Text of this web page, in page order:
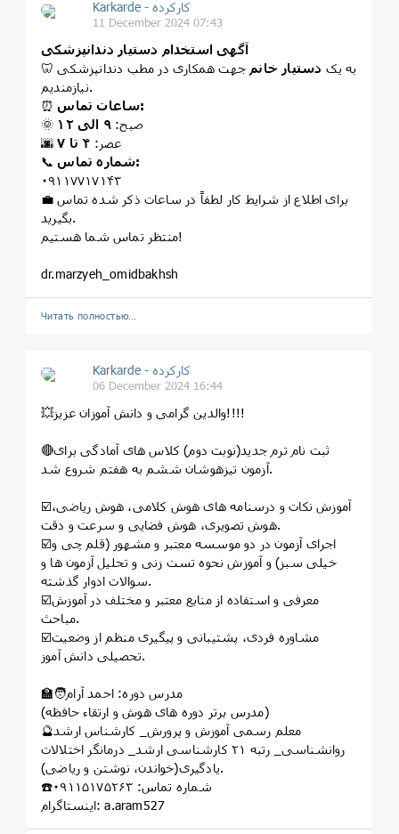
Karkarde - کارکرده
11 December 2024 07:43
آگهی استخدام دستیار دندانپزشکی
🦷 به یک دستیار خانم جهت همکاری در مطب دندانپزشکی
نیازمندیم.
⏰
ساعات تماس:
🌞 صبح: ۹ الی ۱۲
🌆 عصر: ۴ تا ۷
📞
شماره تماس:
۰۹۱۱۷۷۱۷۱۴۳
💼 برای اطلاع از شرایط کار لطفاً در ساعات ذکر شده تماس
بگیرید.
منتظر تماس شما هستیم!
dr.marzyeh_omidbakhsh
Читать полностью…
Karkarde - کارکرده
06 December 2024 16:44
💥والدین گرامی و دانش آموزان عزیز!!!!
🔴ثبت نام ترم جدید(نوبت دوم) کلاس های آمادگی برای
آزمون تیزهوشان ششم به هفتم شروع شد.
☑️آموزش نکات و درسنامه های هوش کلامی، هوش ریاضی،
هوش تصویری، هوش فضایی و سرعت و دقت.
☑️اجرای آزمون در دو موسسه معتبر و مشهور (قلم چی و
خیلی سبز) و آموزش نحوه تست زنی و تحلیل آزمون ها و
سوالات ادوار گذشته.
☑️معرفی و استفاده از منابع معتبر و مختلف در آموزش
مباحث.
☑️مشاوره فردی، پشتیبانی و پیگیری منظم از وضعیت
تحصیلی دانش آموز.
🧑‍🏫مدرس دوره: احمد آرام
(مدرس برتر دوره های هوش و ارتقاء حافظه)
🔮معلم رسمی آموزش و پرورش_ کارشناس ارشد
روانشناسی_ رتبه ۲۱ کارشناسی ارشد_ درمانگر اختلالات
یادگیری(خواندن، نوشتن و ریاضی).
☎️شماره تماس: ۰۹۱۱۵۱۷۵۲۶۳
اینستاگرام: a.aram527